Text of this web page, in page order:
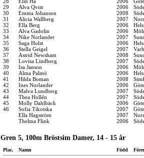
29
Alva Qvist 2006
30
Emma Johanson 2008
31
Alicia Wallberg 2007
32
Ella Berg 2006
33
Alva Gadolin 2006
34
Nike Norlander 2007
35
Saga Holst 2006
36
Stella Geigel 2007
37
Astrid Newsham 2008
38
Lovisa Lindberg 2007
39
Isa Janson 2006
40
Alma Palmö 2006
41
Hilda Boman 2008
42
Ines Norlander 2006
43
Malva Lundberg 2007
44
Thea Hollén 2007
45
Molly Dahlbäck 2006
46
Sofia Tikotska 2007
Ella Hagström
2007
Thelma Flink
2006
Gren 5, 100m Bröstsim Damer, 14 - 15 år
Plac. Namn Född